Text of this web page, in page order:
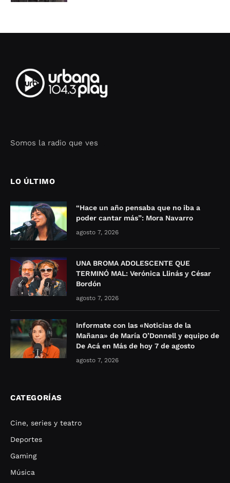
Somos la radio que ves
LO ÚLTIMO
“Hace un año pensaba que no iba a
poder cantar más”: Mora Navarro
agosto 7, 2026
UNA BROMA ADOLESCENTE QUE
TERMINÓ MAL: Verónica Llinás y César
Bordón
agosto 7, 2026
Informate con las «Noticias de la
Mañana» de María O’Donnell y equipo de
De Acá en Más de hoy 7 de agosto
agosto 7, 2026
CATEGORÍAS
Cine, series y teatro
Deportes
Gaming
Música